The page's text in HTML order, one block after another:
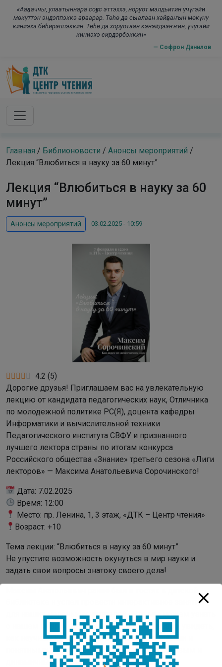
«Ааҕааччы, улаатыннара соҕус эттэххэ, норуот мэлдьитин үчүгэйи
мөкүттэн эндэппэккэ араарар. Төһө да сыалаан хайҕааҥын мөкүнү
киниэхэ биһирэппэккин. Төһө да хоруотаан кэнэйдээҥҥин, үчүгэйи
киниэхэ сирдэрбэккин»
— Софрон Данилов
Skip to main content
Главная / Библионовости / Анонсы мероприятий /
Лекция “Влюбиться в науку за 60 минут”
Лекция “Влюбиться в науку за 60
минут”
Анонсы мероприятий 03.02.2025 - 10:59
4.2 (5)
Дорогие друзья! Приглашаем вас на увлекательную
лекцию от кандидата педагогических наук, Отличника
по молодежной политике РС(Я), доцента кафедры
Информатики и вычислительной техники
Педагогического института СВФУ и признанного
лучшего лектора страны по итогам конкурса
Российского общества «Знание» третьего сезона «Лиги
лекторов» — Максима Анатольевича Сорочинского!
Дата: 7.02.2025
Время: 12:00
Место: пр. Ленина, 1, 3 этаж, «ДТК – Центр чтения»
Возраст: +10
Тема лекции: “Влюбиться в науку за 60 минут”
Не упустите возможность окунуться в мир науки и
задать свои вопросы знатоку своего дела!
библиотеке и успел провести интерактивное занятие
для наших маленьких читателей «Что мы можем узнать
о нашем мозге». Дети смогли своими глазами увидеть,
как научные концепции становятся доступными и
понятными. Его лекции всегда отличаются живым и
динамичным стилем, активным вовлечением